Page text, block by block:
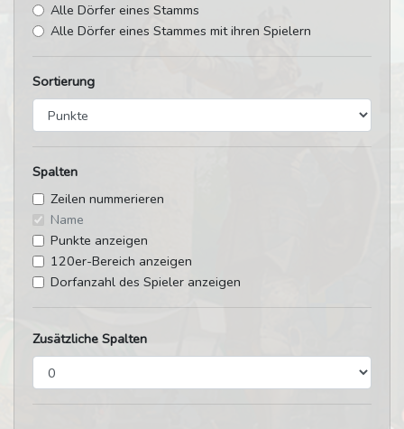
Alle Dörfer eines Stamms
Alle Dörfer eines Stammes mit ihren Spielern
Sortierung
Spalten
Zeilen nummerieren
Name
Punkte anzeigen
120er-Bereich anzeigen
Dorfanzahl des Spieler anzeigen
Zusätzliche Spalten